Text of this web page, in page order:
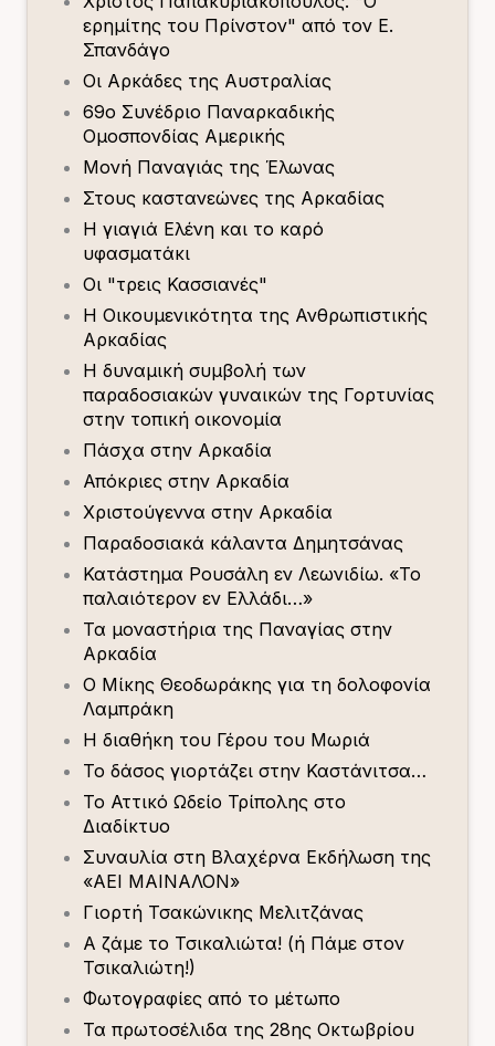
ερημίτης του Πρίνστον" από τον Ε.
Σπανδάγο
Οι Αρκάδες της Αυστραλίας
69ο Συνέδριο Παναρκαδικής
Ομοσπονδίας Αμερικής
Μονή Παναγιάς της Έλωνας
Στους καστανεώνες της Αρκαδίας
Η γιαγιά Ελένη και το καρό
υφασματάκι
Οι "τρεις Κασσιανές"
Η Οικουμενικότητα της Ανθρωπιστικής
Αρκαδίας
Η δυναμική συμβολή των
παραδοσιακών γυναικών της Γορτυνίας
στην τοπική οικονομία
Πάσχα στην Αρκαδία
Απόκριες στην Αρκαδία
Χριστούγεννα στην Αρκαδία
Παραδοσιακά κάλαντα Δημητσάνας
Κατάστημα Ρουσάλη εν Λεωνιδίω. «Το
παλαιότερον εν Ελλάδι…»
Τα μοναστήρια της Παναγίας στην
Αρκαδία
Ο Μίκης Θεοδωράκης για τη δολοφονία
Λαμπράκη
Η διαθήκη του Γέρου του Μωριά
Το δάσος γιορτάζει στην Καστάνιτσα…
Το Αττικό Ωδείο Τρίπολης στο
Διαδίκτυο
Συναυλία στη Βλαχέρνα Εκδήλωση της
«ΑΕΙ ΜΑΙΝΑΛΟΝ»
Γιορτή Τσακώνικης Μελιτζάνας
Α ζάμε το Τσικαλιώτα! (ή Πάμε στον
Τσικαλιώτη!)
Φωτογραφίες από το μέτωπο
Τα πρωτοσέλιδα της 28ης Οκτωβρίου